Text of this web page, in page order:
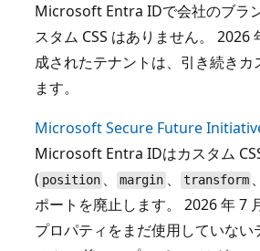
Microsoft Entra IDで会社のブラ
スタム CSS はありません。 2026
成されたテナントは、引き続きカ
ます。
Microsoft Secure Future
Microsoft Entra IDはカスタム
( position 、 margin 、 transform 、
ポートを廃止します。 2026 年 7
プロパティをまだ使用していない